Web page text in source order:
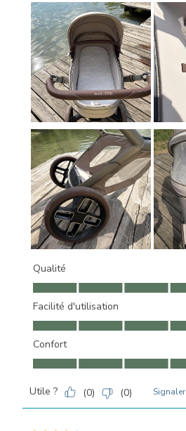
Qualité
Qualité, 5.0 sur 5
Facilité d'utilisation
Facilité d'utilisation, 5.0 sur 5
Confort
Confort, 5.0 sur 5
Utile ? (0) (0) Signaler